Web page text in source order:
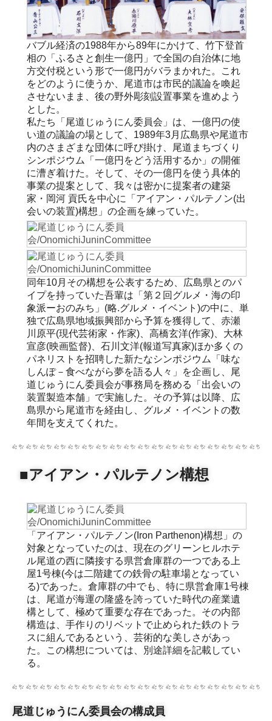
バブル経済の1988年から89年にかけて、竹下登首
相の「ふるさと創生一億円」で全国の自治体に地
方交付税という形で一億円がバラまかれた。これ
をどのように使うか、尾道市は市民的議論を喚起
させないまま、後の野外彫刻設置事業を進めよう
とした。
私たち「尾道じゅうにん委員会」は、一億円の使
い道の議論の場として、1989年3月広島県や尾道市
内のさまざまな団体に呼び掛け、尾道まちづくり
シンポジウム「一億円をどう活用するか」の開催
に漕ぎ着けた。そして、その一億円を使う具体的
事業の提案として、我々は密かに提案者の建築
家・岡河 貢氏を中心に「アイアン・パルテノン(出
会いの装置)構想」の企画を練っていた。
同年10月その構想を公表するため、広島県とのパ
イプを持っていた吾輩は「第２回グルメ・海の印
象派ーおのみち」(略.グルメ・イベント)の中に、単
独で広島県地域振興部から予算を獲得して、赤瀬
川原平(現代芸術家・作家)、高橋玄洋(作家)、大林
宣彦(映画監督)、石川文洋(報道写真家)ほか多くの
パネリストを招聘した新たなシンポジウム「味な
しんぽ－食べながら夢を語る人々」を企画し、尾
道じゅうにん委員会が事務局を務める「出会いの
装置製造本舗」で実施した。その予算は以降、広
島県から尾道市を経由し、グルメ・イベントの数
年間を支えてくれた。
■アイアン・パルテノン構想
「アイアン・パルテノン(Iron Parthenon)構想」の
対象となっていたのは、現在のグリーンヒルホテ
ル尾道の西に隣接する県営倉庫群の一つである上
屋1号棟(今は二階建ての鉄骨の駐車場となってい
る)であった。倉庫群の中でも、特に県営倉庫1号棟
は、尾道が海運の隆盛を誇っていた時代の産業遺
構として、極めて重要な存在であった。その内部
構造は、手作りのリベットで止められた鉄のトラ
スに組んであるという、芸術的な美しさがあっ
た。この構想については、別途詳細を記載してい
る。
尾道じゅうにん委員会の構成員